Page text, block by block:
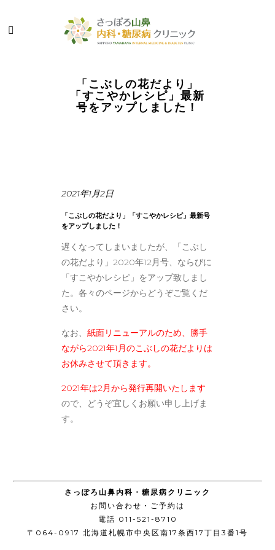
「こぶしの花だより」
「すこやかレシピ」最新
号をアップしました！
2021年1月2日
「こぶしの花だより」「すこやかレシピ」最新号
をアップしました！
遅くなってしまいましたが、「こぶし
の花だより」2020年12月号、ならびに
「すこやかレシピ」をアップ致しまし
た。各々のページからどうぞご覧くだ
さい。
なお、 紙面リニューアルのため、勝手
ながら2021年1月のこぶしの花だよりは
お休みさせて頂きます。
2021年は2月から発行再開いたします
ので、どうぞ宜しくお願い申し上げま
す。
さっぽろ山鼻内科・糖尿病クリニック
お問い合わせ・ご予約は
電話 011-521-8710
〒064-0917 北海道札幌市中央区南17条西17丁目3番1号